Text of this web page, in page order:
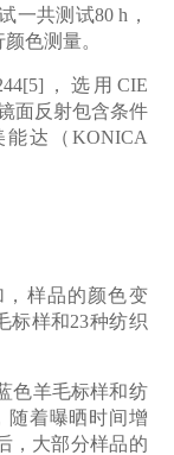
一共测试80 h ，
色测量。
，选用 CIE
面反射包含条件
能达（ KONICA
样品的颜色变
标样和23种纺织
色羊毛标样和纺
随着曝晒时间增
，大部分样品的